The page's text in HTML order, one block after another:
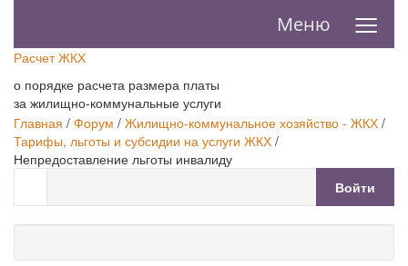
Меню ≡
Расчет ЖКХ
о порядке расчета размера платы
за жилищно-коммунальные услуги
Главная / Форум / Жилищно-коммунальное хозяйство - ЖКХ /
Тарифы, льготы и субсидии на услуги ЖКХ /
Непредоставление льготы инвалиду
Войти